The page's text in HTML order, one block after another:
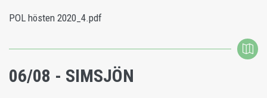
POL hösten 2020_4.pdf
06/08 - SIMSJÖN